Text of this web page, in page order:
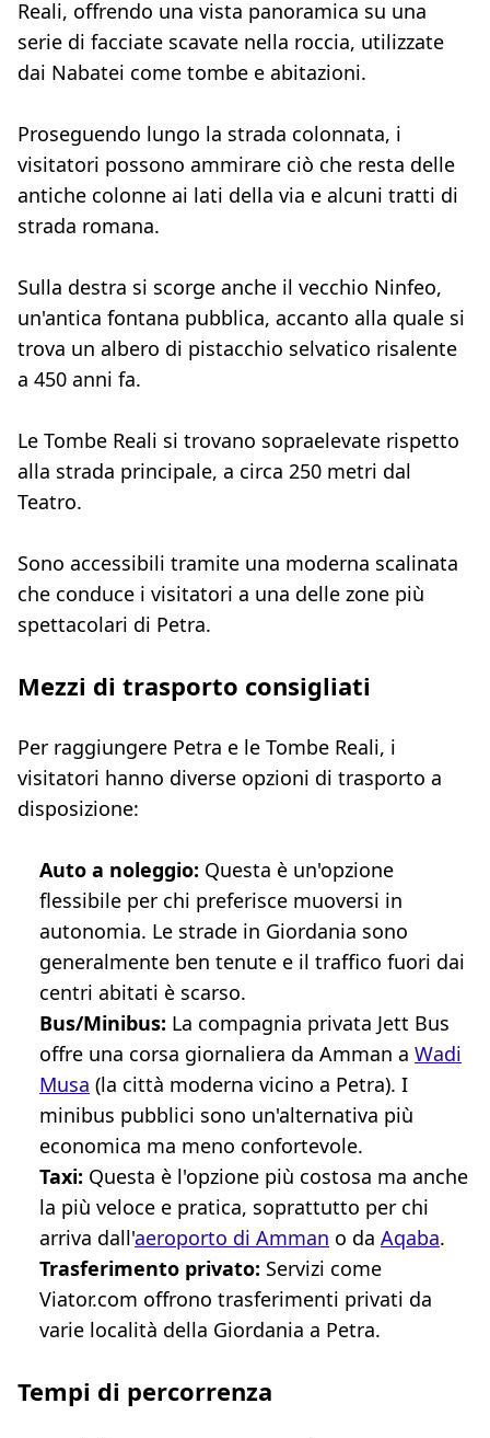
Reali, offrendo una vista panoramica su una
serie di facciate scavate nella roccia, utilizzate
dai Nabatei come tombe e abitazioni.
Proseguendo lungo la strada colonnata, i
visitatori possono ammirare ciò che resta delle
antiche colonne ai lati della via e alcuni tratti di
strada romana.
Sulla destra si scorge anche il vecchio Ninfeo,
un'antica fontana pubblica, accanto alla quale si
trova un albero di pistacchio selvatico risalente
a 450 anni fa.
Le Tombe Reali si trovano sopraelevate rispetto
alla strada principale, a circa 250 metri dal
Teatro.
Sono accessibili tramite una moderna scalinata
che conduce i visitatori a una delle zone più
spettacolari di Petra.
Mezzi di trasporto consigliati
Per raggiungere Petra e le Tombe Reali, i
visitatori hanno diverse opzioni di trasporto a
disposizione:
Auto a noleggio: Questa è un'opzione
flessibile per chi preferisce muoversi in
autonomia. Le strade in Giordania sono
generalmente ben tenute e il traffico fuori dai
centri abitati è scarso.
Bus/Minibus: La compagnia privata Jett Bus
offre una corsa giornaliera da Amman a Wadi
Musa (la città moderna vicino a Petra). I
minibus pubblici sono un'alternativa più
economica ma meno confortevole.
Taxi: Questa è l'opzione più costosa ma anche
la più veloce e pratica, soprattutto per chi
arriva dall'aeroporto di Amman o da Aqaba.
Trasferimento privato: Servizi come
Viator.com offrono trasferimenti privati da
varie località della Giordania a Petra.
Tempi di percorrenza